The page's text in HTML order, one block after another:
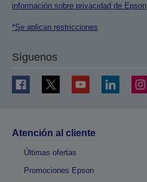
información sobre privacidad de Epson
*Se aplican restricciones
Síguenos
Atención al cliente
Últimas ofertas
Promociones Epson